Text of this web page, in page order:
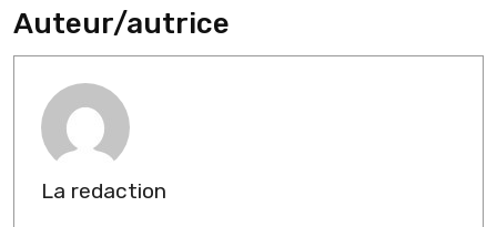
Auteur/autrice
La redaction